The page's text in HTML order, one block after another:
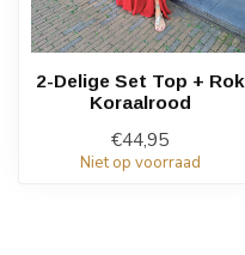
2-Delige Set Top + Rok
Koraalrood
€44,95
Niet op voorraad